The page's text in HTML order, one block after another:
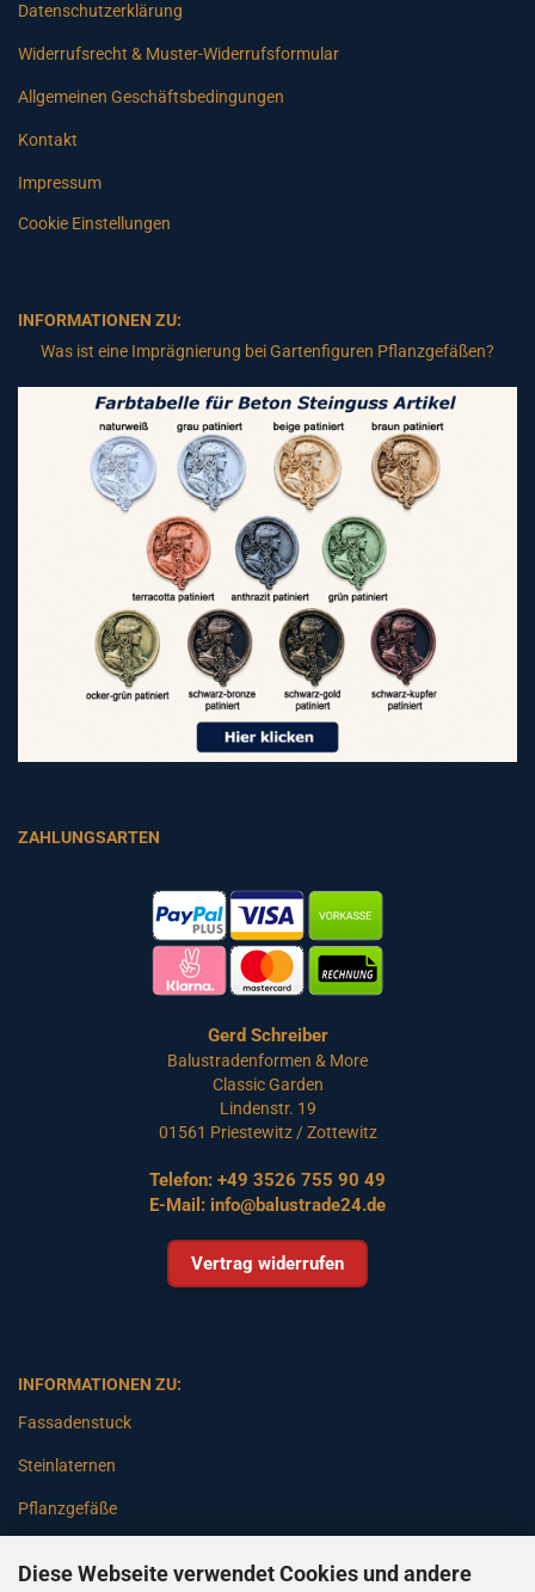
Diese Webseite verwendet Cookies und andere
Datenschutzerklärung
Widerrufsrecht & Muster-Widerrufsformular
Allgemeinen Geschäftsbedingungen
Kontakt
Impressum
Cookie Einstellungen
INFORMATIONEN ZU:
Was ist eine Imprägnierung bei Gartenfiguren Pflanzgefäßen?
ZAHLUNGSARTEN
Gerd Schreiber
Balustradenformen & More
Classic Garden
Lindenstr. 19
01561 Priestewitz / Zottewitz
Telefon: +49 3526 755 90 49
E-Mail: info@balustrade24.de
Vertrag widerrufen
INFORMATIONEN ZU:
Fassadenstuck
Steinlaternen
Pflanzgefäße